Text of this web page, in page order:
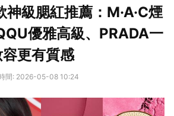
級腮紅推薦：M·A·C煙
優雅高級、PRADA一
更有質感
間: 2026-05-08 10:24